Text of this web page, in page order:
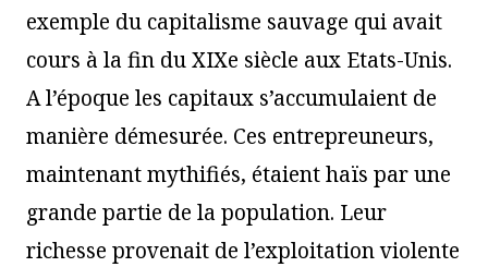
exemple du capitalisme sauvage qui avait
cours à la fin du XIXe siècle aux Etats-Unis.
A l’époque les capitaux s’accumulaient de
manière démesurée. Ces entrepreuneurs,
maintenant mythifiés, étaient haïs par une
grande partie de la population. Leur
richesse provenait de l’exploitation violente